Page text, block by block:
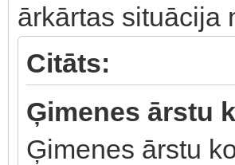
ārkārtas situācija
Citāts:
Ģimenes ārstu
Ģimenes ārstu